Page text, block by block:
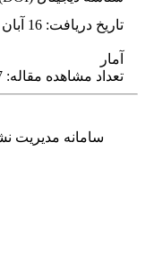
تاریخ دریافت: 16 آبان 1404
آمار
تعداد مشاهده مقاله: 17
سامانه مدیریت